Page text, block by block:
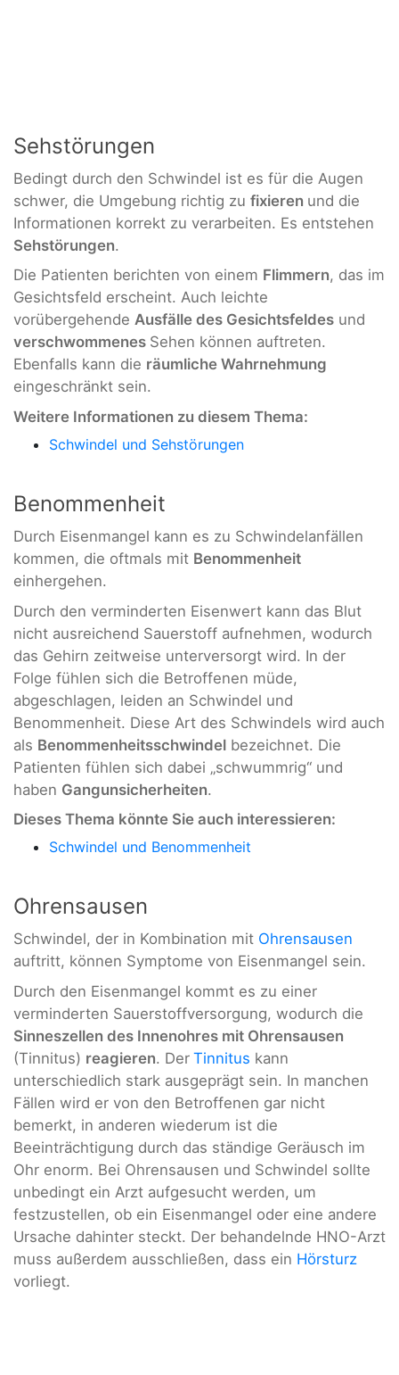
Sehstörungen
Bedingt durch den Schwindel ist es für die Augen
schwer, die Umgebung richtig zu fixieren und die
Informationen korrekt zu verarbeiten. Es entstehen
Sehstörungen.
Die Patienten berichten von einem Flimmern, das im
Gesichtsfeld erscheint. Auch leichte
vorübergehende Ausfälle des Gesichtsfeldes und
verschwommenes Sehen können auftreten.
Ebenfalls kann die räumliche Wahrnehmung
eingeschränkt sein.
Weitere Informationen zu diesem Thema:
Schwindel und Sehstörungen
Benommenheit
Durch Eisenmangel kann es zu Schwindelanfällen
kommen, die oftmals mit Benommenheit
einhergehen.
Durch den verminderten Eisenwert kann das Blut
nicht ausreichend Sauerstoff aufnehmen, wodurch
das Gehirn zeitweise unterversorgt wird. In der
Folge fühlen sich die Betroffenen müde,
abgeschlagen, leiden an Schwindel und
Benommenheit. Diese Art des Schwindels wird auch
als Benommenheitsschwindel bezeichnet. Die
Patienten fühlen sich dabei „schwummrig“ und
haben Gangunsicherheiten.
Dieses Thema könnte Sie auch interessieren:
Schwindel und Benommenheit
Ohrensausen
Schwindel, der in Kombination mit Ohrensausen
auftritt, können Symptome von Eisenmangel sein.
Durch den Eisenmangel kommt es zu einer
verminderten Sauerstoffversorgung, wodurch die
Sinneszellen des Innenohres mit Ohrensausen
(Tinnitus) reagieren. Der Tinnitus kann
unterschiedlich stark ausgeprägt sein. In manchen
Fällen wird er von den Betroffenen gar nicht
bemerkt, in anderen wiederum ist die
Beeinträchtigung durch das ständige Geräusch im
Ohr enorm. Bei Ohrensausen und Schwindel sollte
unbedingt ein Arzt aufgesucht werden, um
festzustellen, ob ein Eisenmangel oder eine andere
Ursache dahinter steckt. Der behandelnde HNO-Arzt
muss außerdem ausschließen, dass ein Hörsturz
vorliegt.